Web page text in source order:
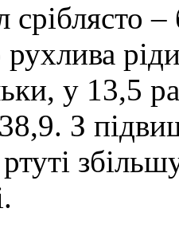
сріблясто
у 13,5
З